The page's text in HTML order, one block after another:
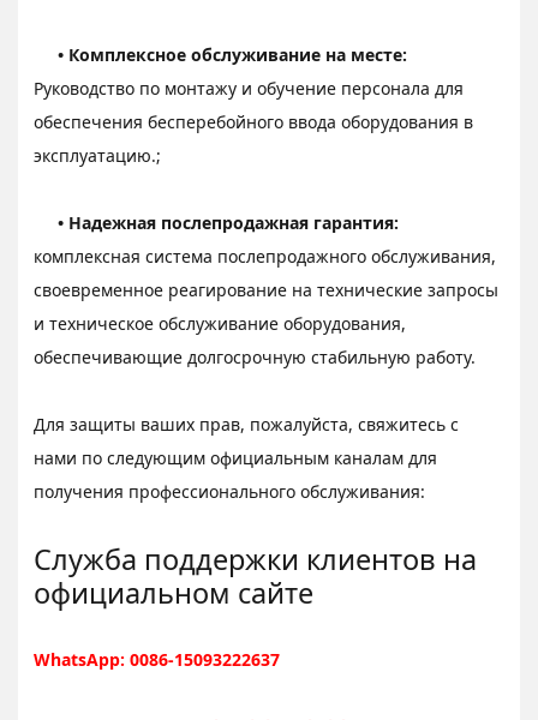
• Комплексное обслуживание на месте:
Руководство по монтажу и обучение персонала для
обеспечения бесперебойного ввода оборудования в
эксплуатацию.;
• Надежная послепродажная гарантия:
комплексная система послепродажного обслуживания,
своевременное реагирование на технические запросы
и техническое обслуживание оборудования,
обеспечивающие долгосрочную стабильную работу.
Для защиты ваших прав, пожалуйста, свяжитесь с
нами по следующим официальным каналам для
получения профессионального обслуживания:
Служба поддержки клиентов на
официальном сайте
WhatsApp: 0086-15093222637